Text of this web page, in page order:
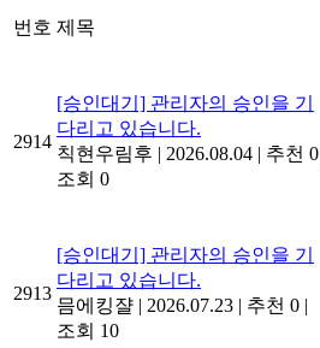
번호 제목
2914
[승인대기] 관리자의 승인을 기
다리고 있습니다.
칙현우림후 | 2026.08.04 | 추천 0
조회 0
2913
[승인대기] 관리자의 승인을 기
다리고 있습니다.
믐에킹쟐 | 2026.07.23 | 추천 0 |
조회 10